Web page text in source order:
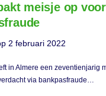
meisje op voor
2 februari 2022
in Almere een zeventienjarig
via bankpasfraude…